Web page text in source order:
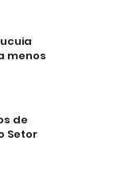
menos
de
Setor